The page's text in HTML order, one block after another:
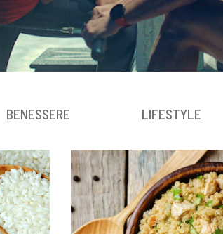
BENESSERE LIFESTYLE